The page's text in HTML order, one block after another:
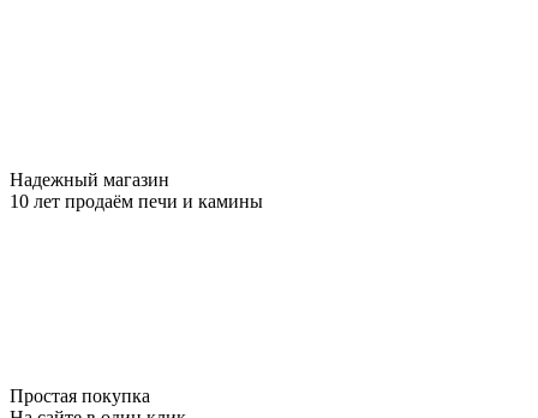
Надежный магазин
10 лет продаём печи и камины
Простая покупка